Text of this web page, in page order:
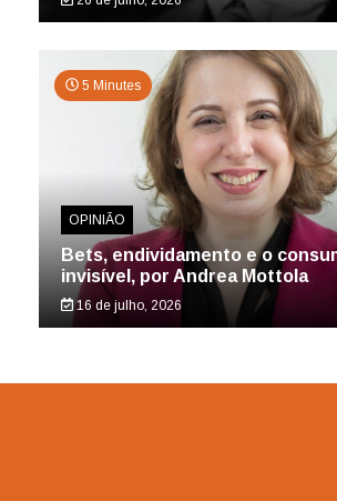
5 Minutes
OPINIÃO
Bets, endividamento e o
invisível, por Andrea Mottola
16 de julho, 2026